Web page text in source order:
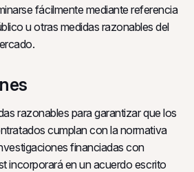
fácilmente mediante referencia
u otras medidas razonables del
razonables para garantizar que los
cumplan con la normativa
financiadas con
incorporará en un acuerdo escrito